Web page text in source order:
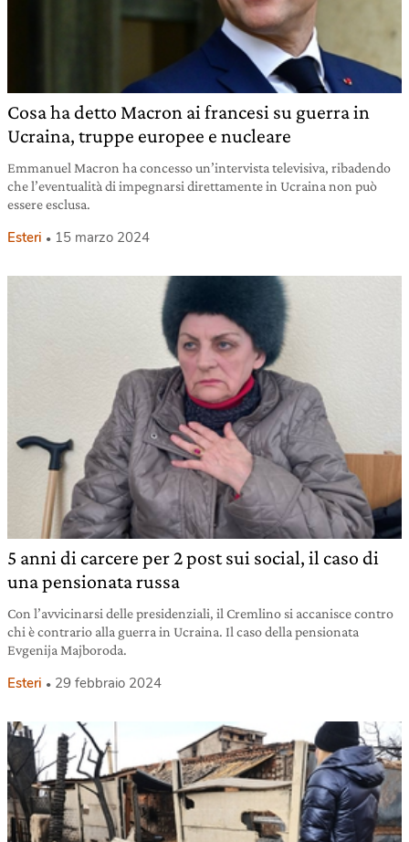
Cosa ha detto Macron ai francesi su guerra in
Ucraina, truppe europee e nucleare
Emmanuel Macron ha concesso un’intervista televisiva, ribadendo
che l’eventualità di impegnarsi direttamente in Ucraina non può
essere esclusa.
Esteri 15 marzo 2024
5 anni di carcere per 2 post sui social, il caso di
una pensionata russa
Con l’avvicinarsi delle presidenziali, il Cremlino si accanisce contro
chi è contrario alla guerra in Ucraina. Il caso della pensionata
Evgenija Majboroda.
Esteri 29 febbraio 2024